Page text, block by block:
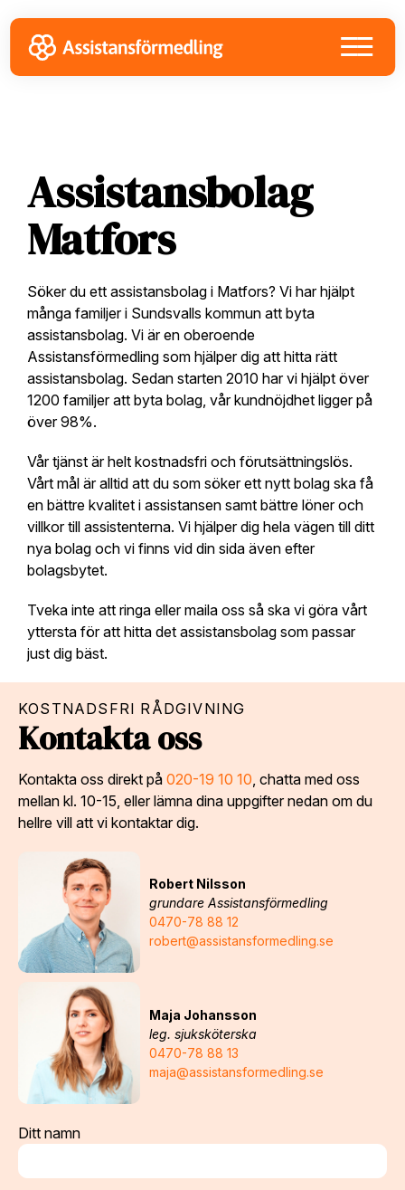
to
primary
navigation
to
main
content
to
footer
Assistansbolag
Matfors
Söker du ett assistansbolag i Matfors? Vi har hjälpt
många familjer i Sundsvalls kommun att byta
assistansbolag. Vi är en oberoende
Assistansförmedling som hjälper dig att hitta rätt
assistansbolag. Sedan starten 2010 har vi hjälpt över
1200 familjer att byta bolag, vår kundnöjdhet ligger på
över 98%.
Vår tjänst är helt kostnadsfri och förutsättningslös.
Vårt mål är alltid att du som söker ett nytt bolag ska få
en bättre kvalitet i assistansen samt bättre löner och
villkor till assistenterna. Vi hjälper dig hela vägen till ditt
nya bolag och vi finns vid din sida även efter
bolagsbytet.
Tveka inte att ringa eller maila oss så ska vi göra vårt
yttersta för att hitta det assistansbolag som passar
just dig bäst.
KOSTNADSFRI RÅDGIVNING
Kontakta oss
Kontakta oss direkt på 020-19 10 10 , chatta med oss
mellan kl. 10-15, eller lämna dina uppgifter nedan om du
hellre vill att vi kontaktar dig.
Robert Nilsson
grundare Assistansförmedling
0470-78 88 12
robert@assistansformedling.se
Maja Johansson
leg. sjuksköterska
0470-78 88 13
maja@assistansformedling.se
Ditt namn